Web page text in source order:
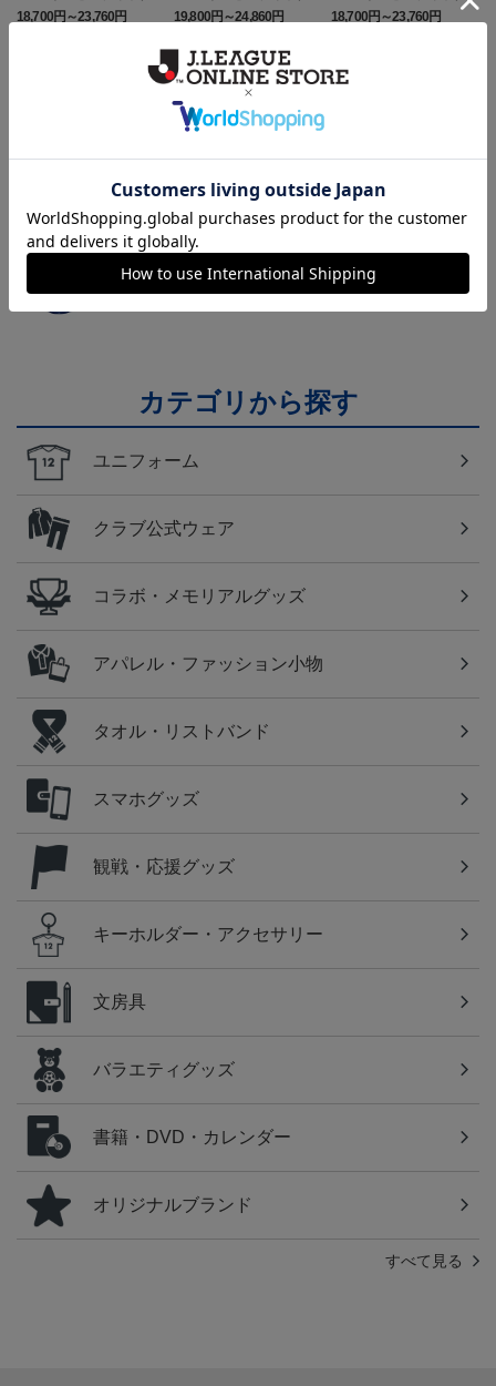
ニフォーム半袖（FP1st）
18,700円～23,760円
ニフォーム長袖（FP2n
19,800円～24,860円
ニフォーム半袖（FP2n
18,700円～23,760円
Ｊリーグ
各クラブのユニフォームを今すぐチェック！
カテゴリから探す
ユニフォーム
クラブ公式ウェア
コラボ・メモリアルグッズ
アパレル・ファッション小物
タオル・リストバンド
スマホグッズ
観戦・応援グッズ
キーホルダー・アクセサリー
文房具
バラエティグッズ
書籍・DVD・カレンダー
オリジナルブランド
すべて見る